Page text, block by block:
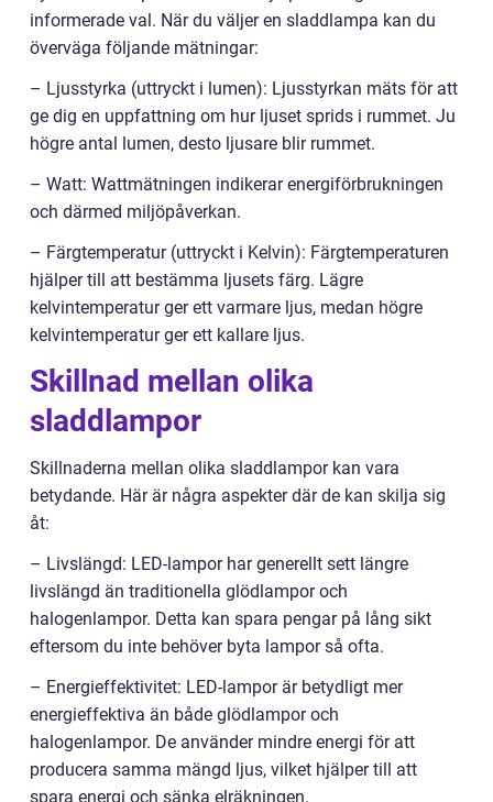
informerade val. När du väljer en sladdlampa kan du
överväga följande mätningar:
– Ljusstyrka (uttryckt i lumen): Ljusstyrkan mäts för att
ge dig en uppfattning om hur ljuset sprids i rummet. Ju
högre antal lumen, desto ljusare blir rummet.
– Watt: Wattmätningen indikerar energiförbrukningen
och därmed miljöpåverkan.
– Färgtemperatur (uttryckt i Kelvin): Färgtemperaturen
hjälper till att bestämma ljusets färg. Lägre
kelvintemperatur ger ett varmare ljus, medan högre
kelvintemperatur ger ett kallare ljus.
Skillnad mellan olika
sladdlampor
Skillnaderna mellan olika sladdlampor kan vara
betydande. Här är några aspekter där de kan skilja sig
åt:
– Livslängd: LED-lampor har generellt sett längre
livslängd än traditionella glödlampor och
halogenlampor. Detta kan spara pengar på lång sikt
eftersom du inte behöver byta lampor så ofta.
– Energieffektivitet: LED-lampor är betydligt mer
energieffektiva än både glödlampor och
halogenlampor. De använder mindre energi för att
producera samma mängd ljus, vilket hjälper till att
spara energi och sänka elräkningen.